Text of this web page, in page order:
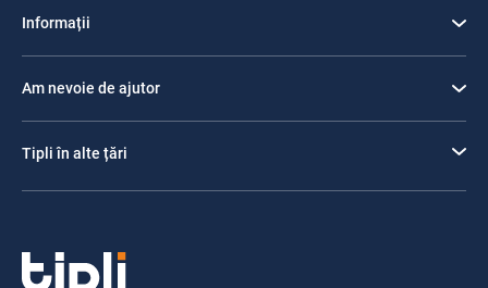
Informații
Am nevoie de ajutor
Tipli în alte țări